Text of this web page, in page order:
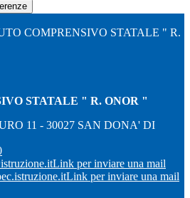
COMPRENSIVO STATALE " R.
STATALE " R. ONOR "
11 - 30027 SAN DONA' DI
Link per inviare una mail
Link per inviare una mail